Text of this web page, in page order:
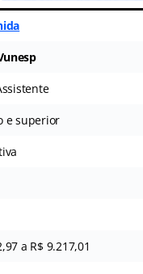
e superior
a R$ 9.217,01